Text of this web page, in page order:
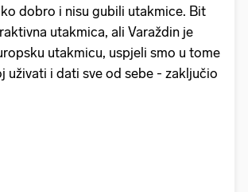
dobro i nisu gubili utakmice. Bit
utakmica, ali Varaždin je
utakmicu, uspjeli smo u tome
uživati i dati sve od sebe - zaključio